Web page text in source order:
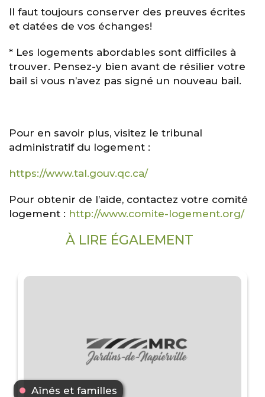
Il faut toujours conserver des preuves écrites
et datées de vos échanges!
* Les logements abordables sont difficiles à
trouver. Pensez-y bien avant de résilier votre
bail si vous n’avez pas signé un nouveau bail.
Pour en savoir plus, visitez le tribunal
administratif du logement :
https://www.tal.gouv.qc.ca/
Pour obtenir de l’aide, contactez votre comité
logement : http://www.comite-logement.org/
À LIRE ÉGALEMENT
Aînés et familles